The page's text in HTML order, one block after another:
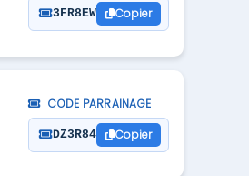
3FR8EW Copier
CODE PARRAINAGE
DZ3R84 Copier